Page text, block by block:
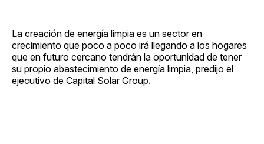
La creación de energía limpia es un sector en
crecimiento que poco a poco irá llegando a los hogares
que en futuro cercano tendrán la oportunidad de tener
su propio abastecimiento de energía limpia, predijo el
ejecutivo de Capital Solar Group.